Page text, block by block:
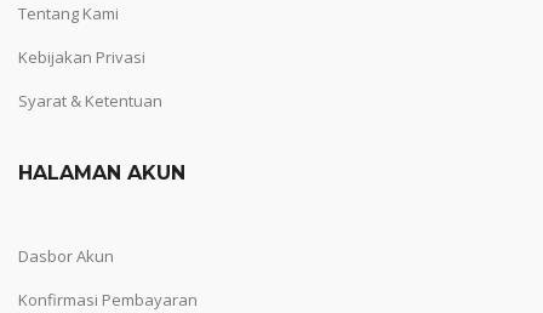
Tentang Kami
Kebijakan Privasi
Syarat & Ketentuan
HALAMAN AKUN
Dasbor Akun
Konfirmasi Pembayaran